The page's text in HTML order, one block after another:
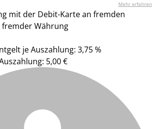
Mehr erfahren
mit der Debit-Karte an fremden
Währung
je Auszahlung: 3,75 %
5,00 €